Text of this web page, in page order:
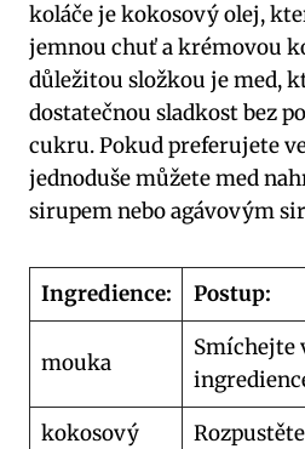
koláče je kokosový olej,
jemnou chuť a krémovou
důležitou složkou je med,
dostatečnou sladkost bez
cukru. Pokud preferujete
jednoduše můžete med
sirupem nebo agávovým
Ingredience: Postup:
mouka
Smíchejte
kokosový